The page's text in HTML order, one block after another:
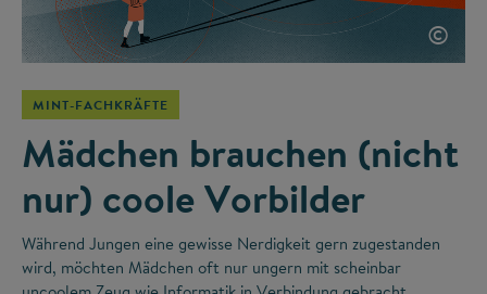
©
MINT-FACHKRÄFTE
Mädchen brauchen (nicht
nur) coole Vorbilder
Während Jungen eine gewisse Nerdigkeit gern zugestanden
wird, möchten Mädchen oft nur ungern mit scheinbar